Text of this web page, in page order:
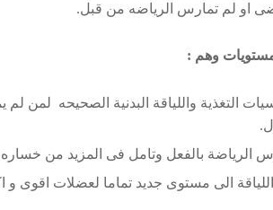
او لم تمارس الرياضه من قبل.
التغذية واللياقة البدنية الصحيحه لمن
الرياضة بالفعل وتامل فى المزيد من خساره
الى مستوى جديد تماما لعضلات اقوى و